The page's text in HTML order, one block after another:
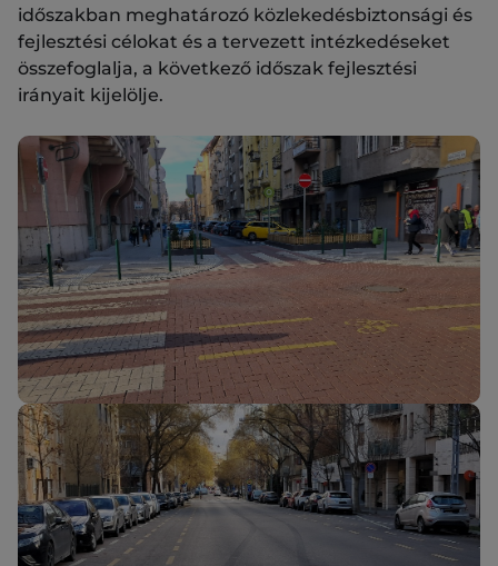
időszakban meghatározó közlekedésbiztonsági és
fejlesztési célokat és a tervezett intézkedéseket
összefoglalja, a következő időszak fejlesztési
irányait kijelölje.